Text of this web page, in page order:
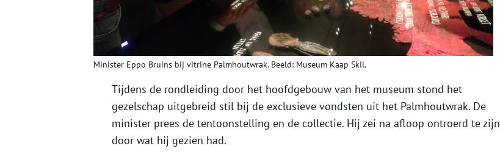
Minister Eppo Bruins bij vitrine Palmhoutwrak. Beeld: Museum Kaap Skil.
Tijdens de rondleiding door het hoofdgebouw van het museum stond het
gezelschap uitgebreid stil bij de exclusieve vondsten uit het Palmhoutwrak. De
minister prees de tentoonstelling en de collectie. Hij zei na afloop ontroerd te zijn
door wat hij gezien had.